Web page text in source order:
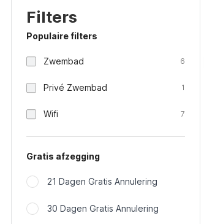
Filters
Populaire filters
Zwembad 6
Privé Zwembad 1
Wifi 7
Gratis afzegging
21 Dagen Gratis Annulering
30 Dagen Gratis Annulering